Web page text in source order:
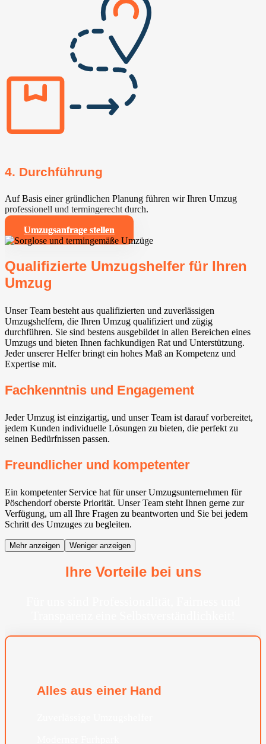
4. Durchführung
Auf Basis einer gründlichen Planung führen wir Ihren Umzug
professionell und termingerecht durch.
Umzugsanfrage stellen
Qualifizierte Umzugshelfer für Ihren
Umzug
Unser Team besteht aus qualifizierten und zuverlässigen
Umzugshelfern, die Ihren Umzug qualifiziert und zügig
durchführen. Sie sind bestens ausgebildet in allen Bereichen eines
Umzugs und bieten Ihnen fachkundigen Rat und Unterstützung.
Jeder unserer Helfer bringt ein hohes Maß an Kompetenz und
Expertise mit.
Fachkenntnis und Engagement
Jeder Umzug ist einzigartig, und unser Team ist darauf vorbereitet,
jedem Kunden individuelle Lösungen zu bieten, die perfekt zu
seinen Bedürfnissen passen.
Freundlicher und kompetenter
Ein kompetenter Service hat für unser Umzugsunternehmen für
Pöschendorf oberste Priorität. Unser Team steht Ihnen gerne zur
Verfügung, um all Ihre Fragen zu beantworten und Sie bei jedem
Schritt des Umzuges zu begleiten.
Mehr anzeigen Weniger anzeigen
Ihre Vorteile bei uns
Alles aus einer Hand